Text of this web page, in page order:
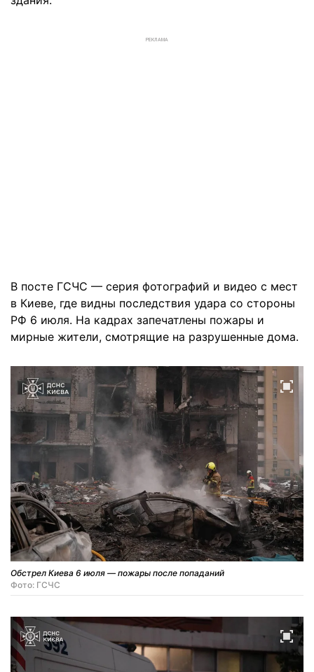
РЕКЛАМА
В посте ГСЧС — серия фотографий и видео с мест
в Киеве, где видны последствия удара со стороны
РФ 6 июля. На кадрах запечатлены пожары и
мирные жители, смотрящие на разрушенные дома.
Обстрел Киева 6 июля — пожары после попаданий
Фото: ГСЧС